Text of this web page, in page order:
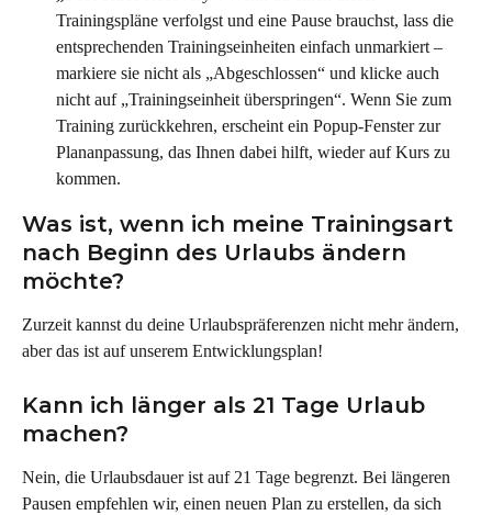
Trainingspläne verfolgst und eine Pause brauchst, lass die
entsprechenden Trainingseinheiten einfach unmarkiert –
markiere sie nicht als „Abgeschlossen“ und klicke auch
nicht auf „Trainingseinheit überspringen“. Wenn Sie zum
Training zurückkehren, erscheint ein Popup-Fenster zur
Plananpassung, das Ihnen dabei hilft, wieder auf Kurs zu
kommen.
Was ist, wenn ich meine Trainingsart
nach Beginn des Urlaubs ändern
möchte?
Zurzeit kannst du deine Urlaubspräferenzen nicht mehr ändern,
aber das ist auf unserem Entwicklungsplan!
Kann ich länger als 21 Tage Urlaub
machen?
Nein, die Urlaubsdauer ist auf 21 Tage begrenzt. Bei längeren
Pausen empfehlen wir, einen neuen Plan zu erstellen, da sich